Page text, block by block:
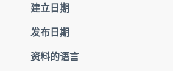
建立日期
发布日期
资料的语言